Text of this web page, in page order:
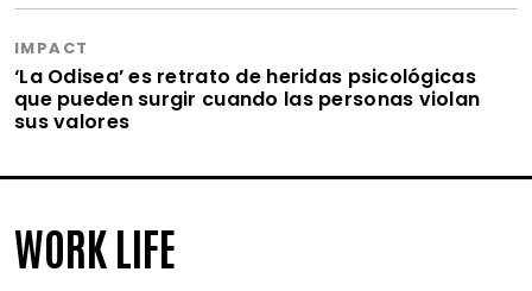
IMPACT
‘La Odisea’ es retrato de heridas psicológicas
que pueden surgir cuando las personas violan
sus valores
WORK LIFE